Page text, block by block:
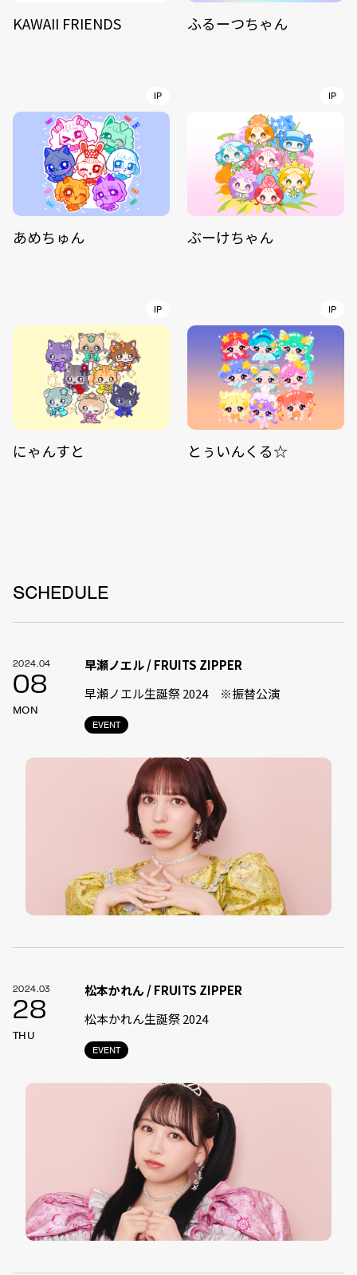
KAWAII FRIENDS ふるーつちゃん
IP
あめちゅん
IP
ぶーけちゃん
IP
にゃんすと
IP
とぅいんくる☆
SCHEDULE
2024.04
08
MON
EVENT
早瀬ノエル / FRUITS ZIPPER
早瀬ノエル生誕祭 2024 ※振替公演
2024.03
28
THU
EVENT
松本かれん / FRUITS ZIPPER
松本かれん生誕祭 2024